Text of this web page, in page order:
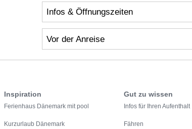
Infos & Öffnungszeiten
Vor der Anreise
Inspiration
Ferienhaus Dänemark mit pool
Kurzurlaub Dänemark
Gut zu wissen
Infos für Ihren Aufenthalt
Fähren